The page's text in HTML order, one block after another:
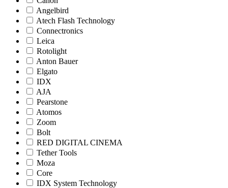
Angelbird
Atech Flash Technology
Connectronics
Leica
Rotolight
Anton Bauer
Elgato
IDX
AJA
Pearstone
Atomos
Zoom
Bolt
RED DIGITAL CINEMA
Tether Tools
Moza
Core
IDX System Technology